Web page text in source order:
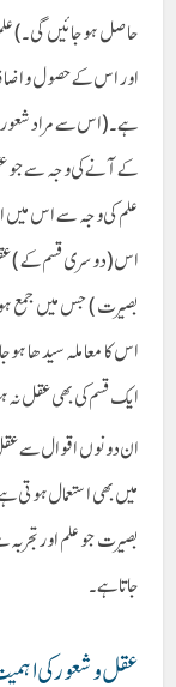
حاصل ہوجائیں
ہے۔(اس سے مراد شعور
کے آنے کی وجہ سے جو
علم کی وجہ سے اس میں
اس(دوسری قسم کے )
بصیرت ) جس میں جمع
اس کا معاملہ سیدھا
ایک قسم کی بھی عقل نہ
ان دونوں اقوال سے
میں بھی استعمال ہوتی
بصیرت جو علم اور
جاتا ہے۔
عقل و شعور کی